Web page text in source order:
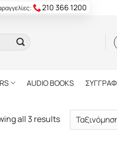
210 366 1200
AUDIO BOOKS
all 3 results